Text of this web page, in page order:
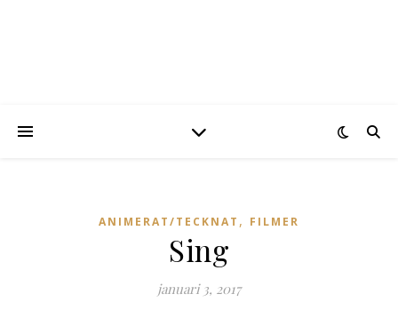
ANIMERAT/TECKNAT , FILMER
Sing
januari 3, 2017